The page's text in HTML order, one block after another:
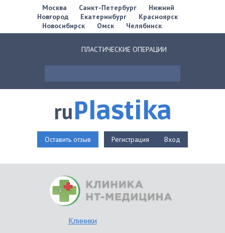
Москва Санкт-Петербург
Нижний
Новгород
Екатеринбург
Красноярск
Новосибирск
Омск Челябинск
ПЛАСТИЧЕСКИЕ ОПЕРАЦИИ
ruPlastika
Оставить отзыв Регистрация Вход
Клиники